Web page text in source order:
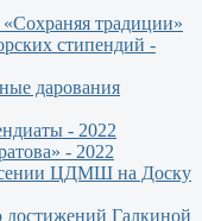
традиции»
стипендий -
дарования
- 2022
- 2022
ЦДМШ на Доску
Галкиной